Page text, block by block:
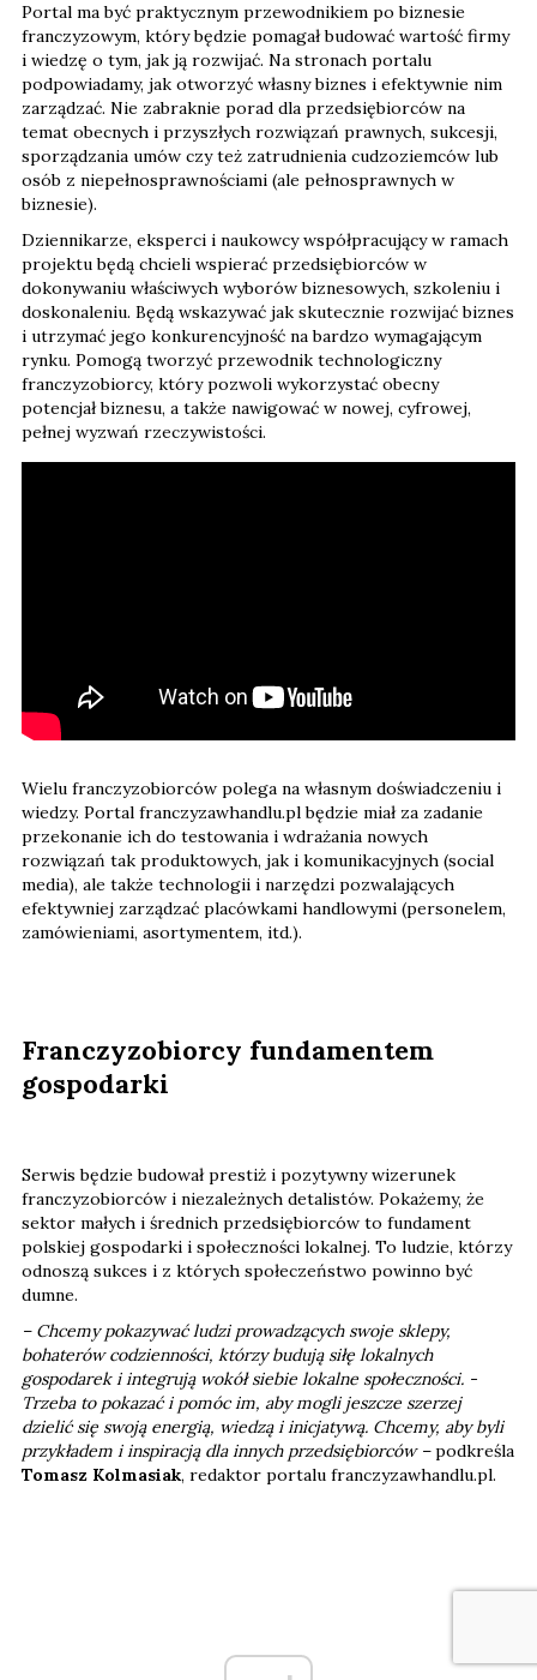
Portal ma być praktycznym przewodnikiem po biznesie
franczyzowym, który będzie pomagał budować wartość firmy
i wiedzę o tym, jak ją rozwijać. Na stronach portalu
podpowiadamy, jak otworzyć własny biznes i efektywnie nim
zarządzać. Nie zabraknie porad dla przedsiębiorców na
temat obecnych i przyszłych rozwiązań prawnych, sukcesji,
sporządzania umów czy też zatrudnienia cudzoziemców lub
osób z niepełnosprawnościami (ale pełnosprawnych w
biznesie).
Dziennikarze, eksperci i naukowcy współpracujący w ramach
projektu będą chcieli wspierać przedsiębiorców w
dokonywaniu właściwych wyborów biznesowych, szkoleniu i
doskonaleniu. Będą wskazywać jak skutecznie rozwijać biznes
i utrzymać jego konkurencyjność na bardzo wymagającym
rynku. Pomogą tworzyć przewodnik technologiczny
franczyzobiorcy, który pozwoli wykorzystać obecny
potencjał biznesu, a także nawigować w nowej, cyfrowej,
pełnej wyzwań rzeczywistości.
Wielu franczyzobiorców polega na własnym doświadczeniu i
wiedzy. Portal franczyzawhandlu.pl będzie miał za zadanie
przekonanie ich do testowania i wdrażania nowych
rozwiązań tak produktowych, jak i komunikacyjnych (social
media), ale także technologii i narzędzi pozwalających
efektywniej zarządzać placówkami handlowymi (personelem,
zamówieniami, asortymentem, itd.).
Franczyzobiorcy fundamentem
gospodarki
Serwis będzie budował prestiż i pozytywny wizerunek
franczyzobiorców i niezależnych detalistów. Pokażemy, że
sektor małych i średnich przedsiębiorców to fundament
polskiej gospodarki i społeczności lokalnej. To ludzie, którzy
odnoszą sukces i z których społeczeństwo powinno być
dumne.
– Chcemy pokazywać ludzi prowadzących swoje sklepy,
bohaterów codzienności, którzy budują siłę lokalnych
gospodarek i integrują wokół siebie lokalne społeczności. -
Trzeba to pokazać i pomóc im, aby mogli jeszcze szerzej
dzielić się swoją energią, wiedzą i inicjatywą. Chcemy, aby byli
przykładem i inspiracją dla innych przedsiębiorców –podkreśla
Tomasz Kolmasiak, redaktor portalu franczyzawhandlu.pl.